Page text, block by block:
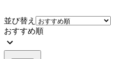
並び替え
おすすめ順